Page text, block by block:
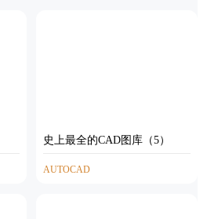
史上最全的CAD图库（5）
AUTOCAD